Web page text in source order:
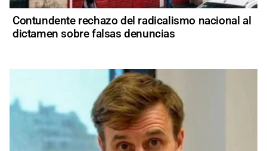
Contundente rechazo del radicalismo nacional al
dictamen sobre falsas denuncias